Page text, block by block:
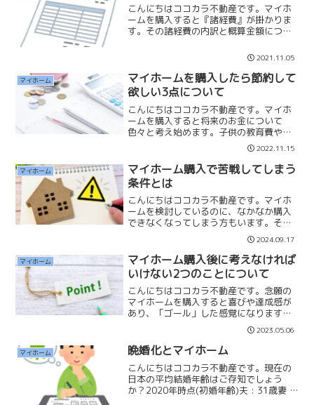
こんにちはココカラ不動産です。マイホ
ームを購入すると『諸経費』が掛かりま
す。その諸経費の内訳と概算金額につい
費用3.住宅ローン費4.火災保険等5.固定資
産税等の清算金6.仲介手数料1.契約印紙代
売買...
2021.11.05
マイホーム
マイホームを購入したら節約して
欲しい3点について
こんにちはココカラ不動産です。マイホ
ームを購入すると将来のお金について
色々と考え始めます。子供の教育費や老
後の生活など、預貯金は大丈夫なのか？
と不安に思うこともあります。そして皆
さん家計の見直しをします。私はマイホ
ームを購入することで、将来...
2022.11.15
マイホーム
マイホーム購入で苦戦してしまう
条件とは
こんにちはココカラ不動産です。マイホ
ームを検討しているのに、なかなか購入
できなくなってしまう方もいます。その
希望条件が合わず、半年、一年も探し
て、そして最終的にはあまり良くない物
件を購入してしまいます。その希望条件
とは「エリア」です。「◯◯...
2024.09.17
マイホーム
マイホーム購入後に考えなければ
いけない2つのことについて
こんにちはココカラ不動産です。念願の
マイホームを購入すると喜びや達成感が
あり、「ゴール」した感覚になります。
住宅ローンは35年返済で家賃並みの返済
ができるので、良い意味でプレッシャー
なく購入することができます。しかし、
マイホーム購入はゴール...
2023.05.06
マイホーム 晩婚化とマイホーム
こんにちはココカラ不動産です。現在の
日本の平均結婚年齢はご存知でしょう
か？2020年時点(初婚年齢)夫 : 31歳妻 :